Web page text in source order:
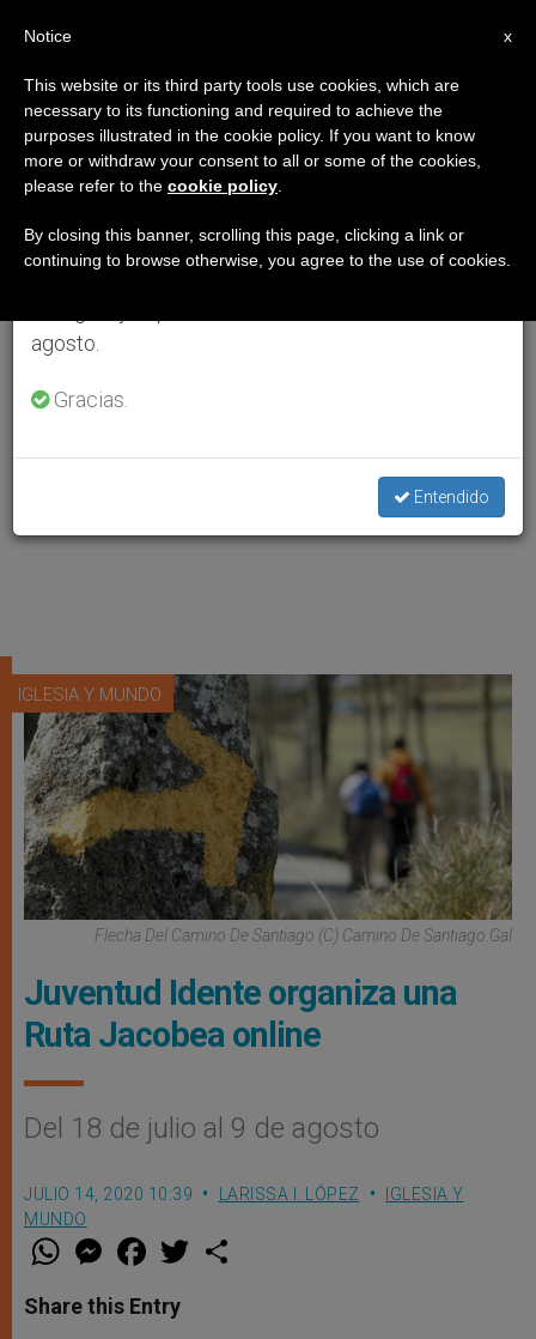
IGLESIA Y MUNDO
Flecha Del Camino De Santiago (C) Camino De Santiago.gal
Juventud Idente organiza una
Ruta Jacobea online
Del 18 de julio al 9 de agosto
JULIO 14, 2020 10:39 LARISSA I. LÓPEZ
IGLESIA Y
MUNDO
W
t
s
M
e
s
e
F
a
e
b
w
Share this Entry
×
Aviso importante
Del 27 de julio al 7 de agosto haremos la pausa
anual, aprovechando que en el periodo de verano
se generan menos informaciones y también el
agosto.
Gracias.
Entendido
x
Notice
This website or its third party tools use cookies, which are
necessary to its functioning and required to achieve the
purposes illustrated in the cookie policy. If you want to know
more or withdraw your consent to all or some of the cookies,
please refer to the cookie policy
By closing this banner, scrolling this page, clicking a link or
continuing to browse otherwise, you agree to the use of cookies.